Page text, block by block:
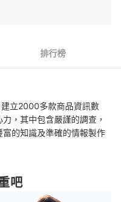
丟失的設計
排行榜
立2000多款商品資訊數
，其中包含嚴謹的調查，
的知識及準確的情報製作
吧